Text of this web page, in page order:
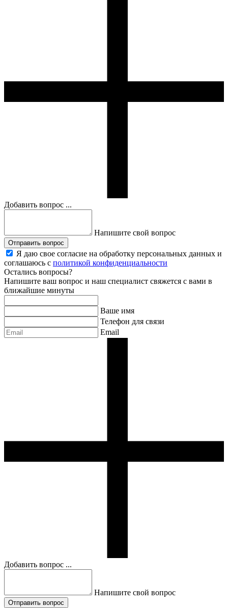
Добавить вопрос ...
Напишите свой вопрос
Отправить вопрос
Я даю свое согласие на обработку персональных данных и
соглашаюсь с политикой конфиденциальности
Остались вопросы?
Напишите ваш вопрос и наш специалист свяжется с вами в
ближайшие минуты
Ваше имя
Телефон для связи
Email
Добавить вопрос ...
Напишите свой вопрос
Отправить вопрос